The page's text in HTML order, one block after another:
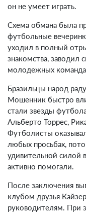
он не умеет играть.
Схема обмана была
футбольные
уходил в полный
знакомства, заводил
молодежных
Бразильцы народ
Мошенник быстро
стали звезды
Альберто Торрес,
Футболисты
любых просьбах,
удивительной силой
активно помогали.
После заключения
клубом друзья
руководителям. При